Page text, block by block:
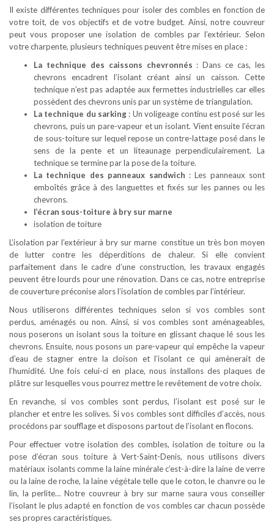
Il existe différentes techniques pour isoler des combles en fonction de
votre toit, de vos objectifs et de votre budget. Ainsi, notre couvreur
peut vous proposer une isolation de combles par l’extérieur. Selon
votre charpente, plusieurs techniques peuvent être mises en place :
La technique des caissons chevronnés : Dans ce cas, les
chevrons encadrent l’isolant créant ainsi un caisson. Cette
technique n’est pas adaptée aux fermettes industrielles car elles
possèdent des chevrons unis par un système de triangulation.
La technique du sarking : Un voligeage continu est posé sur les
chevrons, puis un pare-vapeur et un isolant. Vient ensuite l’écran
de sous-toiture sur lequel repose un contre-lattage posé dans le
sens de la pente et un liteaunage perpendiculairement. La
technique se termine par la pose de la toiture.
La technique des panneaux sandwich : Les panneaux sont
emboîtés grâce à des languettes et fixés sur les pannes ou les
chevrons.
l’écran sous-toiture à bry sur marne
isolation de toiture
L’isolation par l’extérieur à bry sur marne constitue un très bon moyen
de lutter contre les déperditions de chaleur. Si elle convient
parfaitement dans le cadre d’une construction, les travaux engagés
peuvent être lourds pour une rénovation. Dans ce cas, notre entreprise
de couverture préconise alors l’isolation de combles par l’intérieur.
Nous utiliserons différentes techniques selon si vos combles sont
perdus, aménagés ou non. Ainsi, si vos combles sont aménageables,
nous poserons un isolant sous la toiture en glissant chaque lé sous les
chevrons. Ensuite, nous posons un pare-vapeur qui empêche la vapeur
d’eau de stagner entre la cloison et l’isolant ce qui amènerait de
l’humidité. Une fois celui-ci en place, nous installons des plaques de
plâtre sur lesquelles vous pourrez mettre le revêtement de votre choix.
En revanche, si vos combles sont perdus, l’isolant est posé sur le
plancher et entre les solives. Si vos combles sont difficiles d’accès, nous
procédons par soufflage et disposons partout de l’isolant en flocons.
Pour effectuer votre isolation des combles, isolation de toiture ou la
pose d’écran sous toiture à Vert-Saint-Denis, nous utilisons divers
matériaux isolants comme la laine minérale c’est-à-dire la laine de verre
ou la laine de roche, la laine végétale telle que le coton, le chanvre ou le
lin, la perlite… Notre couvreur à bry sur marne saura vous conseiller
l’isolant le plus adapté en fonction de vos combles car chacun possède
ses propres caractéristiques.